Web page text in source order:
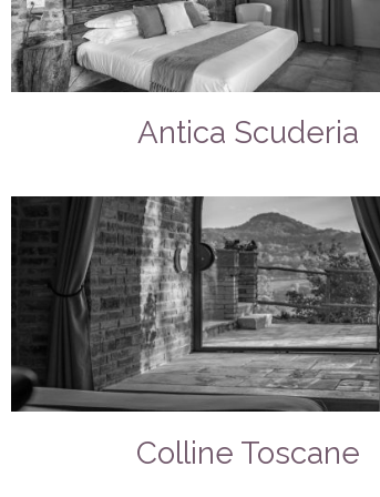
Antica Scuderia
Colline Toscane